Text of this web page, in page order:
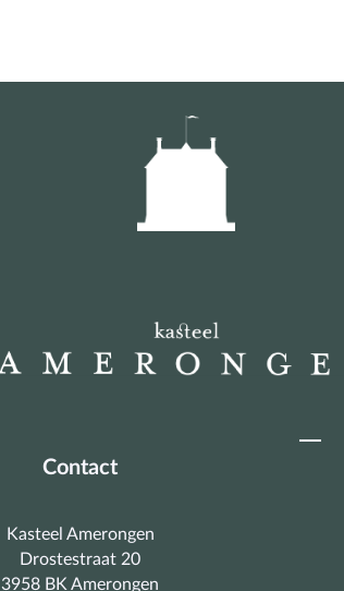
Contact
Kasteel Amerongen
Drostestraat 20
3958 BK Amerongen